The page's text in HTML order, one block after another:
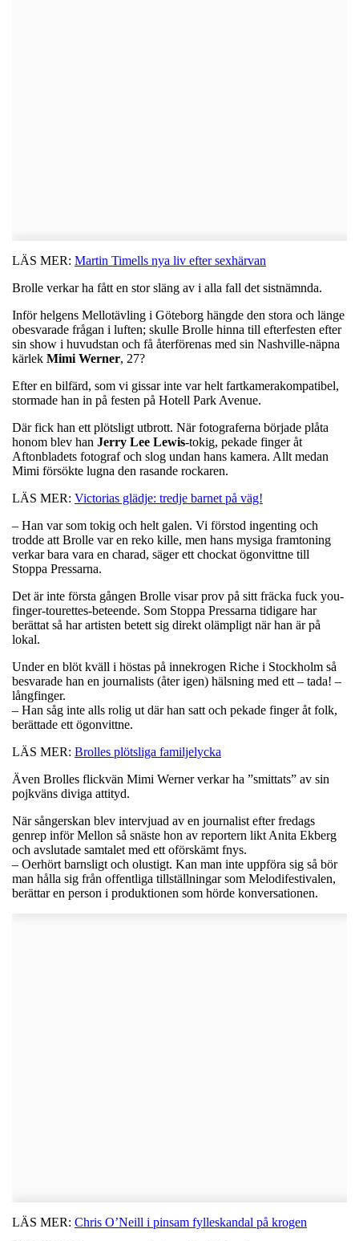
LÄS MER: Martin Timells nya liv efter sexhärvan
Brolle verkar ha fått en stor släng av i alla fall det sistnämnda.
Inför helgens Mellotävling i Göteborg hängde den stora och länge
obesvarade frågan i luften; skulle Brolle hinna till efterfesten efter
sin show i huvudstan och få återförenas med sin Nashville-näpna
kärlek Mimi Werner, 27?
Efter en bilfärd, som vi gissar inte var helt fartkamerakompatibel,
stormade han in på festen på Hotell Park Avenue.
Där fick han ett plötsligt utbrott. När fotograferna började plåta
honom blev han Jerry Lee Lewis-tokig, pekade finger åt
Aftonbladets fotograf och slog undan hans kamera. Allt medan
Mimi försökte lugna den rasande rockaren.
LÄS MER: Victorias glädje: tredje barnet på väg!
– Han var som tokig och helt galen. Vi förstod ingenting och
trodde att Brolle var en reko kille, men hans mysiga framtoning
verkar bara vara en charad, säger ett chockat ögonvittne till
Stoppa Pressarna.
Det är inte första gången Brolle visar prov på sitt fräcka fuck you-
finger-tourettes-beteende. Som Stoppa Pressarna tidigare har
berättat så har artisten betett sig direkt olämpligt när han är på
lokal.
Under en blöt kväll i höstas på innekrogen Riche i Stockholm så
besvarade han en journalists (åter igen) hälsning med ett – tada! –
långfinger.
– Han såg inte alls rolig ut där han satt och pekade finger åt folk,
berättade ett ögonvittne.
LÄS MER: Brolles plötsliga familjelycka
Även Brolles flickvän Mimi Werner verkar ha ”smittats” av sin
pojkväns diviga attityd.
När sångerskan blev intervjuad av en journalist efter fredags
genrep inför Mellon så snäste hon av reportern likt Anita Ekberg
och avslutade samtalet med ett oförskämt fnys.
– Oerhört barnsligt och olustigt. Kan man inte uppföra sig så bör
man hålla sig från offentliga tillställningar som Melodifestivalen,
berättar en person i produktionen som hörde konversationen.
LÄS MER: Chris O’Neill i pinsam fylleskandal på krogen